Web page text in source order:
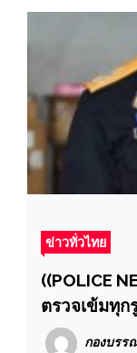
ข่าวทั่วไทย
((POLICE
ตรวจเข้มทุ
ไม่มี อย. มูล
กองบรร